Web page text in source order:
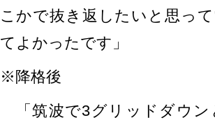
こかで抜き返したいと思っ
てよかったです」
※降格後
「筑波で3グリッドダウン